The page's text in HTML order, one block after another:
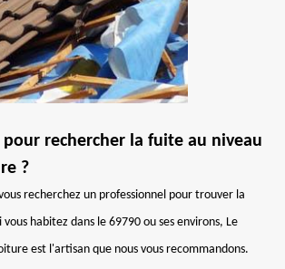
rechercher la fuite au niveau
?
recherchez un professionnel pour trouver la
vous habitez dans le 69790 ou ses environs, Le
est l'artisan que nous vous recommandons.